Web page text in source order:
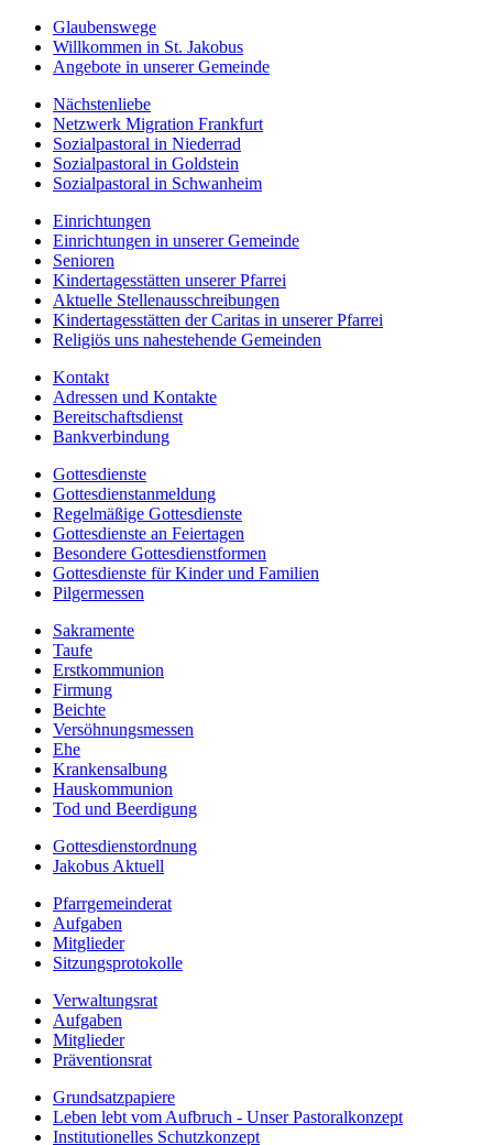
Glaubenswege
Willkommen in St. Jakobus
Angebote in unserer Gemeinde
Nächstenliebe
Netzwerk Migration Frankfurt
Sozialpastoral in Niederrad
Sozialpastoral in Goldstein
Sozialpastoral in Schwanheim
Einrichtungen
Einrichtungen in unserer Gemeinde
Senioren
Kindertagesstätten unserer Pfarrei
Aktuelle Stellenausschreibungen
Kindertagesstätten der Caritas in unserer Pfarrei
Religiös uns nahestehende Gemeinden
Kontakt
Adressen und Kontakte
Bereitschaftsdienst
Bankverbindung
Gottesdienste
Gottesdienstanmeldung
Regelmäßige Gottesdienste
Gottesdienste an Feiertagen
Besondere Gottesdienstformen
Gottesdienste für Kinder und Familien
Pilgermessen
Sakramente
Taufe
Erstkommunion
Firmung
Beichte
Versöhnungsmessen
Ehe
Krankensalbung
Hauskommunion
Tod und Beerdigung
Gottesdienstordnung
Jakobus Aktuell
Pfarrgemeinderat
Aufgaben
Mitglieder
Sitzungsprotokolle
Verwaltungsrat
Aufgaben
Mitglieder
Präventionsrat
Grundsatzpapiere
Leben lebt vom Aufbruch - Unser Pastoralkonzept
Institutionelles Schutzkonzept